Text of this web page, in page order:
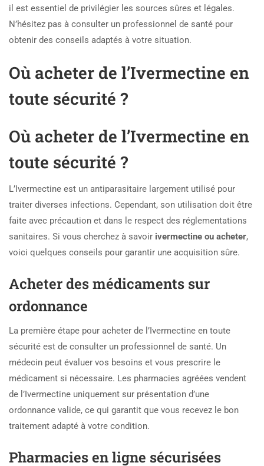
il est essentiel de privilégier les sources sûres et légales.
N’hésitez pas à consulter un professionnel de santé pour
obtenir des conseils adaptés à votre situation.
Où acheter de l’Ivermectine en
toute sécurité ?
Où acheter de l’Ivermectine en
toute sécurité ?
L’Ivermectine est un antiparasitaire largement utilisé pour
traiter diverses infections. Cependant, son utilisation doit être
faite avec précaution et dans le respect des réglementations
sanitaires. Si vous cherchez à savoir ivermectine ou acheter,
voici quelques conseils pour garantir une acquisition sûre.
Acheter des médicaments sur
ordonnance
La première étape pour acheter de l’Ivermectine en toute
sécurité est de consulter un professionnel de santé. Un
médecin peut évaluer vos besoins et vous prescrire le
médicament si nécessaire. Les pharmacies agréées vendent
de l’Ivermectine uniquement sur présentation d’une
ordonnance valide, ce qui garantit que vous recevez le bon
traitement adapté à votre condition.
Pharmacies en ligne sécurisées